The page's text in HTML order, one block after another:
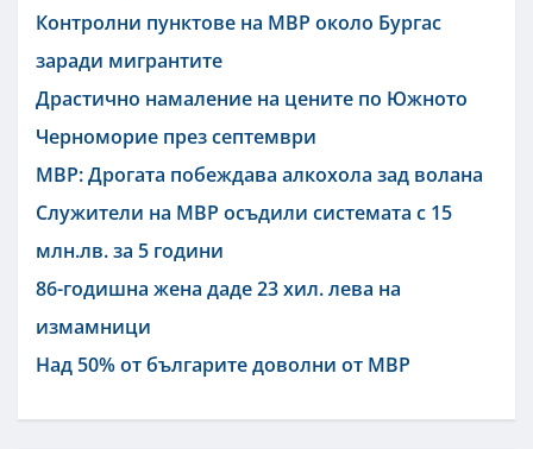
Контролни пунктове на МВР около Бургас
заради мигрантите
Драстично намаление на цените по Южното
Черноморие през септември
МВР: Дрогата побеждава алкохола зад волана
Служители на МВР осъдили системата с 15
млн.лв. за 5 години
86-годишна жена даде 23 хил. лева на
измамници
Над 50% от българите доволни от МВР